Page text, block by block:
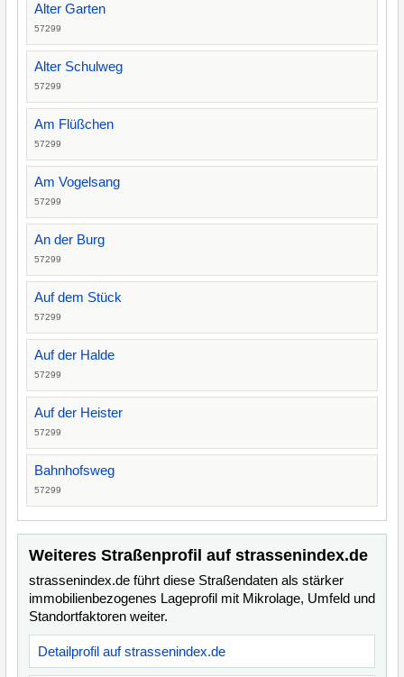
Alter Garten
57299
Alter Schulweg
57299
Am Flüßchen
57299
Am Vogelsang
57299
An der Burg
57299
Auf dem Stück
57299
Auf der Halde
57299
Auf der Heister
57299
Bahnhofsweg
57299
Weiteres Straßenprofil auf strassenindex.de
strassenindex.de führt diese Straßendaten als stärker
immobilienbezogenes Lageprofil mit Mikrolage, Umfeld und
Standortfaktoren weiter.
Detailprofil auf strassenindex.de